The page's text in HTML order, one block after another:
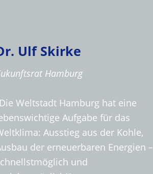
Ulf Skirke
Hamburg
Weltstadt Hamburg hat eine
Aufgabe für das
Ausstieg aus der Kohle,
der erneuerbaren Energien –
und